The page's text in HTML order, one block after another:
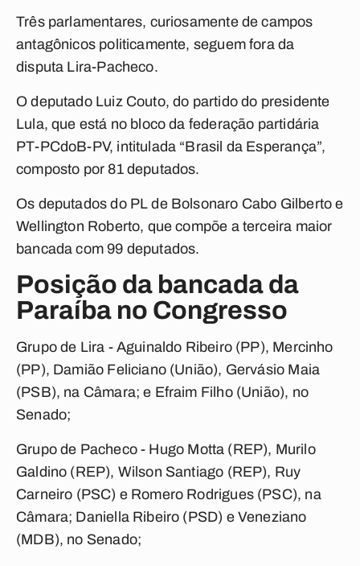
Três parlamentares, curiosamente de campos
antagônicos politicamente, seguem fora da
disputa Lira-Pacheco.
O deputado Luiz Couto, do partido do presidente
Lula, que está no bloco da federação partidária
PT-PCdoB-PV, intitulada “Brasil da Esperança”,
composto por 81 deputados.
Os deputados do PL de Bolsonaro Cabo Gilberto e
Wellington Roberto, que compõe a terceira maior
bancada com 99 deputados.
Posição da bancada da
Paraíba no Congresso
Grupo de Lira - Aguinaldo Ribeiro (PP), Mercinho
(PP), Damião Feliciano (União), Gervásio Maia
(PSB), na Câmara; e Efraim Filho (União), no
Senado;
Grupo de Pacheco- Hugo Motta (REP), Murilo
Galdino (REP), Wilson Santiago (REP), Ruy
Carneiro (PSC) e Romero Rodrigues (PSC), na
Câmara; Daniella Ribeiro (PSD) e Veneziano
(MDB), no Senado;